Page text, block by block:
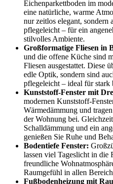
Eichenparkettboden im
eine natürliche, warme
nur zeitlos elegant, sondern
pflegeleicht – für ein
stilvolles Ambiente.
Großformatige Fliesen in
und die offene Küche sind
Fliesen ausgestattet. Diese
edle Optik, sondern sind
pflegeleicht – ideal für stark
Kunststoff-Fenster mit
modernen Kunststoff-
Wärmedämmung und
der Wohnung bei.
Schalldämmung und ein
genießen Sie Ruhe und
Bodentiefe Fenster:
lassen viel Tageslicht in die
freundliche
Raumgefühl in allen
Fußbodenheizung mit